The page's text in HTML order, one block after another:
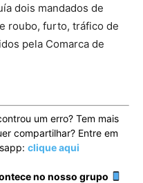
dois mandados de
roubo, furto, tráfico de
pela Comarca de
um erro? Tem mais
compartilhar? Entre em
clique aqui
no nosso grupo